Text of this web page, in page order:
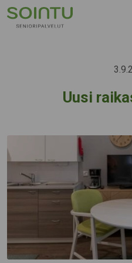
Hyppää sisältöön
Uusi